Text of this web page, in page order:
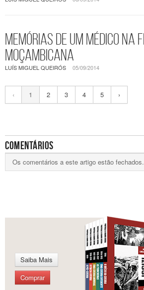
Memórias de um médico
moçambicana
LUÍS MIGUEL QUEIRÓS 05/09/2014
‹ 1 2 3 4 5 ›
COMENTÁRIOS
Os comentários a este artigo estão fechados.
Saiba Mais
Comprar